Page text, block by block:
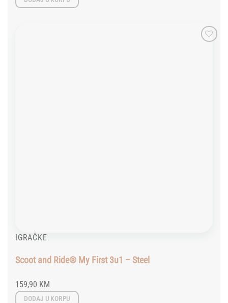
IGRAČKE
Scoot and Ride® My First 3u1 – Steel
159,90 KM
DODAJ U KORPU